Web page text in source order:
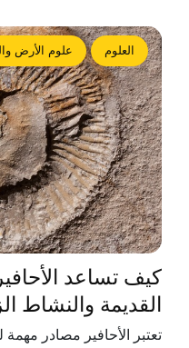
العلوم علوم الأرض
كيف تساعد
القديمة والنشاط
تعتبر الأحافير مصادر مهمة